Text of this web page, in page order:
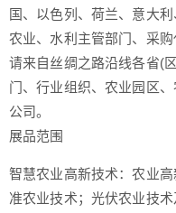
国、以色列、荷兰、意大
农业、水利主管部门、采
请来自丝绸之路沿线各省(
门、行业组织、农业园区
公司。
展品范围
智慧农业高新技术：农业
准农业技术；光伏农业技